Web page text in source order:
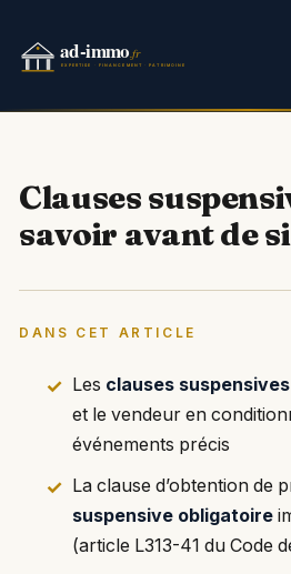
contenu
Clauses
savoir avant de
DANS CET ARTICLE
Les clauses suspensives
et le vendeur en
événements précis
La clause d’obtention de
suspensive obligatoire
(article L313-41 du Code